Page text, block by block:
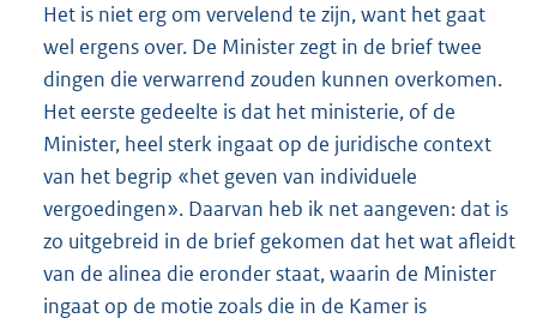
Het is niet erg om vervelend te zijn, want het gaat
wel ergens over. De Minister zegt in de brief twee
dingen die verwarrend zouden kunnen overkomen.
Het eerste gedeelte is dat het ministerie, of de
Minister, heel sterk ingaat op de juridische context
van het begrip «het geven van individuele
vergoedingen». Daarvan heb ik net aangeven: dat is
zo uitgebreid in de brief gekomen dat het wat afleidt
van de alinea die eronder staat, waarin de Minister
ingaat op de motie zoals die in de Kamer is